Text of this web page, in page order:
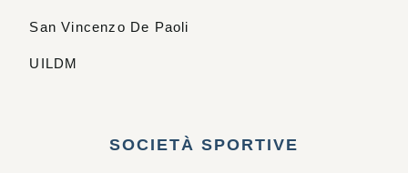
San Vincenzo De Paoli
UILDM
SOCIETÀ SPORTIVE